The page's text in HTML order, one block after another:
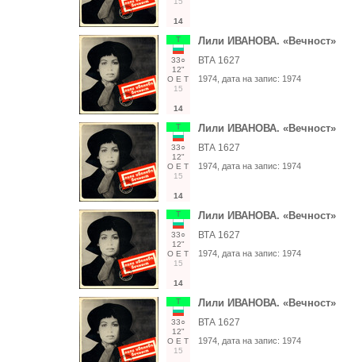
14
Т
33○
12"
О Е Т
15
14
Лили ИВАНОВА. «Вечност»
ВТА 1627
1974 , дата на запис: 1974
Т
33○
12"
О Е Т
15
14
Лили ИВАНОВА. «Вечност»
ВТА 1627
1974 , дата на запис: 1974
Т
33○
12"
О Е Т
15
14
Лили ИВАНОВА. «Вечност»
ВТА 1627
1974 , дата на запис: 1974
Т
33○
12"
О Е Т
15
Лили ИВАНОВА. «Вечност»
ВТА 1627
1974 , дата на запис: 1974